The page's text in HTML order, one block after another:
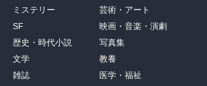
ミステリー
SF
歴史・時代小説
文学
雑誌
芸術・アート
映画・音楽・演劇
写真集
教養
医学・福祉